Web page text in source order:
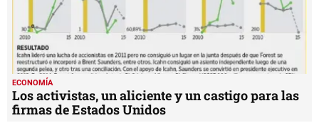
ECONOMÍA
Los activistas, un aliciente y un castigo para las
firmas de Estados Unidos